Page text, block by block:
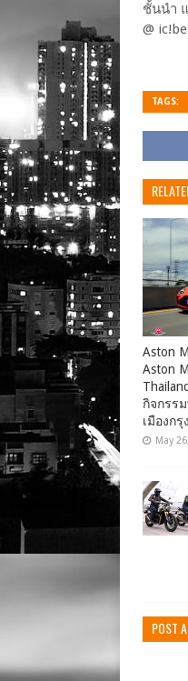
ชั้นนำ
@
TAGS:
Aston
Aston
กิจกรร
เมืองกรุ
May
POST